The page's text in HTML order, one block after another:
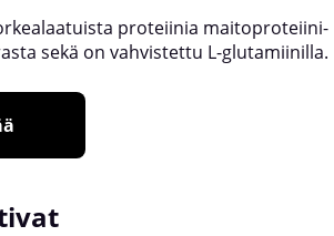
proteiinia maitoproteiini-
sekä on vahvistettu L-glutamiinilla.